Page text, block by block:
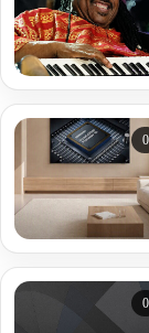
0
0